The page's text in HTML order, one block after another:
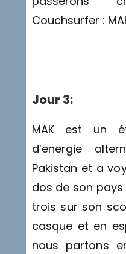
Couchsurfer :
Jour 3:
MAK est un
d’energie
Pakistan et a
dos de son
trois sur son
casque et en
nous partons